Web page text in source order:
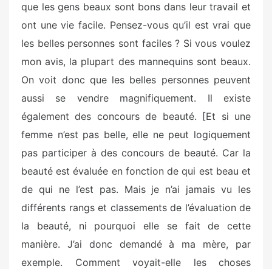
que les gens beaux sont bons dans leur travail et
ont une vie facile. Pensez-vous qu’il est vrai que
les belles personnes sont faciles ? Si vous voulez
mon avis, la plupart des mannequins sont beaux.
On voit donc que les belles personnes peuvent
aussi se vendre magnifiquement. Il existe
également des concours de beauté. [Et si une
femme n’est pas belle, elle ne peut logiquement
pas participer à des concours de beauté. Car la
beauté est évaluée en fonction de qui est beau et
de qui ne l’est pas. Mais je n’ai jamais vu les
différents rangs et classements de l’évaluation de
la beauté, ni pourquoi elle se fait de cette
manière. J’ai donc demandé à ma mère, par
exemple. Comment voyait-elle les choses